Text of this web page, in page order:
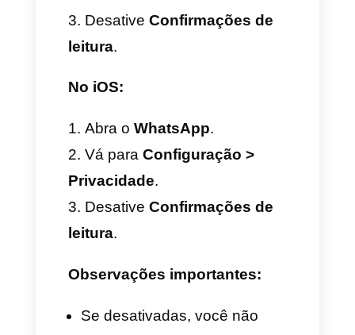
azul quando o áudio é
escutado.
as confirmações de
leitura
Para mais privacidade ou evitar
desativar as confirmações de